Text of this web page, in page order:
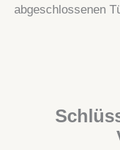
abgeschlossenen